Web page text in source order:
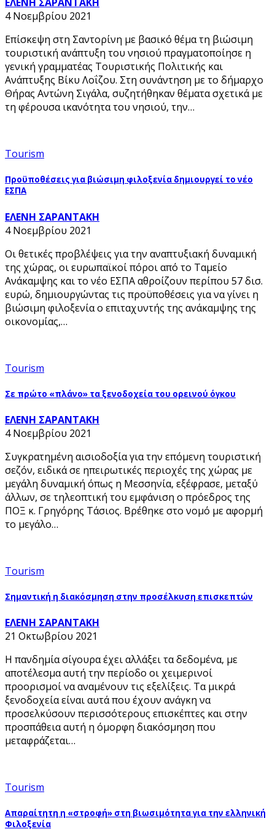
4 Νοεμβρίου 2021
Επίσκεψη στη Σαντορίνη με βασικό θέμα τη βιώσιμη
τουριστική ανάπτυξη του νησιού πραγματοποίησε η
γενική γραμματέας Τουριστικής Πολιτικής και
Ανάπτυξης Βίκυ Λοΐζου. Στη συνάντηση με το δήμαρχο
Θήρας Αντώνη Σιγάλα, συζητήθηκαν θέματα σχετικά με
τη φέρουσα ικανότητα του νησιού, την…
Tourism
Προϋποθέσεις για βιώσιμη φιλοξενία δημιουργεί το νέο
ΕΣΠΑ
ΕΛΕΝΗ ΣΑΡΑΝΤΑΚΗ
4 Νοεμβρίου 2021
Οι θετικές προβλέψεις για την αναπτυξιακή δυναμική
της χώρας, οι ευρωπαϊκοί πόροι από το Ταμείο
Ανάκαμψης και το νέο ΕΣΠΑ αθροίζουν περίπου 57 δισ.
ευρώ, δημιουργώντας τις προϋποθέσεις για να γίνει η
βιώσιμη φιλοξενία ο επιταχυντής της ανάκαμψης της
οικονομίας,…
Tourism
Σε πρώτο «πλάνο» τα ξενοδοχεία του ορεινού όγκου
ΕΛΕΝΗ ΣΑΡΑΝΤΑΚΗ
4 Νοεμβρίου 2021
Συγκρατημένη αισιοδοξία για την επόμενη τουριστική
σεζόν, ειδικά σε ηπειρωτικές περιοχές της χώρας με
μεγάλη δυναμική όπως η Μεσσηνία, εξέφρασε, μεταξύ
άλλων, σε τηλεοπτική του εμφάνιση ο πρόεδρος της
ΠΟΞ κ. Γρηγόρης Τάσιος. Βρέθηκε στο νομό με αφορμή
το μεγάλο…
Tourism
Σημαντική η διακόσμηση στην προσέλκυση επισκεπτών
ΕΛΕΝΗ ΣΑΡΑΝΤΑΚΗ
21 Οκτωβρίου 2021
Η πανδημία σίγουρα έχει αλλάξει τα δεδομένα, με
αποτέλεσμα αυτή την περίοδο οι χειμερινοί
προορισμοί να αναμένουν τις εξελίξεις. Τα μικρά
ξενοδοχεία είναι αυτά που έχουν ανάγκη να
προσελκύσουν περισσότερους επισκέπτες και στην
προσπάθεια αυτή η όμορφη διακόσμηση που
μεταφράζεται…
Tourism
Απαραίτητη η «στροφή» στη βιωσιμότητα για την ελληνική
Φιλοξενία